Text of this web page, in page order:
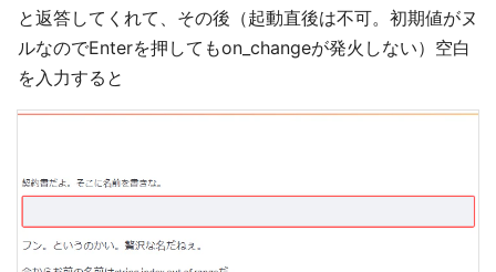
と返答してくれて、その後（起動直後は不可。初期値がヌ
ルなのでEnterを押してもon_changeが発火しない）空白
を入力すると